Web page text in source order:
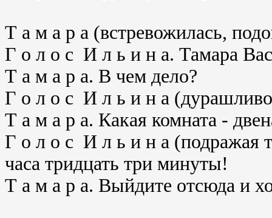
Т а м а р а (встревожилась,
Г о л о с И л ь и н а. Тамара
Т а м а р а. В чем дело?
Г о л о с И л ь и н а
Т а м а р а. Какая комната -
Г о л о с И л ь и н а (подражая
часа тридцать три минуты!
Т а м а р а. Выйдите отсюда и